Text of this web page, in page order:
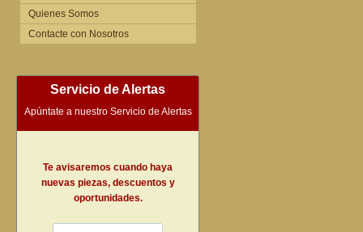
Quienes Somos
Contacte con Nosotros
Servicio de Alertas
Apúntate a nuestro Servicio de Alertas
Te avisaremos cuando haya
nuevas piezas, descuentos y
oportunidades.